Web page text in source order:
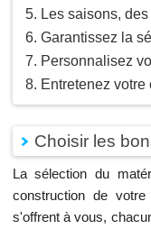
Les saisons,
Garantissez la
Personnalisez
Entretenez
Choisir les
La sélection du
construction de
s'offrent à vous,